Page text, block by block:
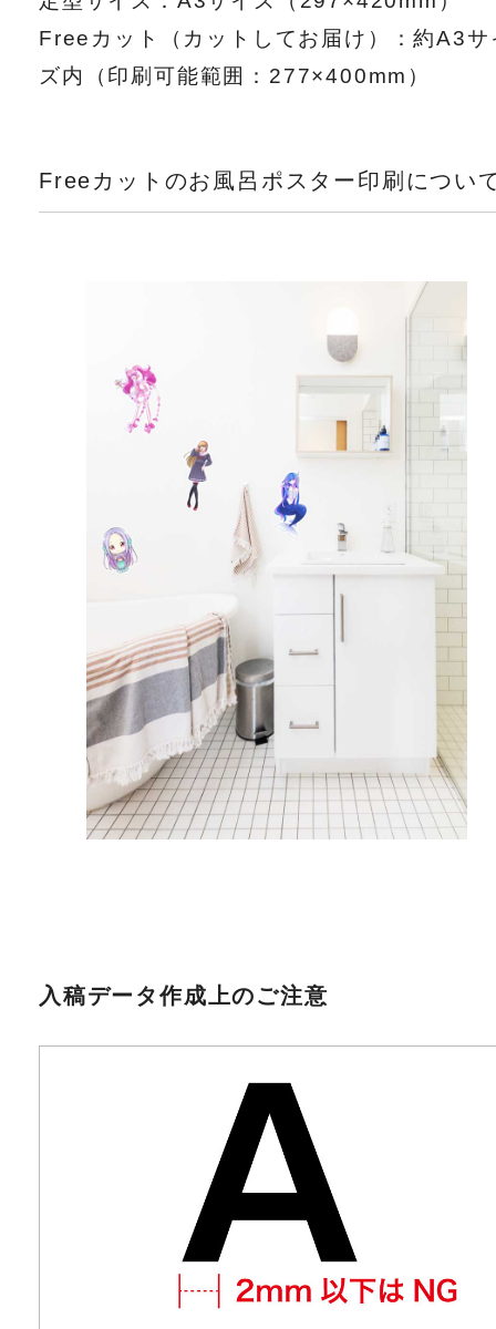
Freeカット（カットしてお届け）：約A3サ
ズ内（印刷可能範囲：277×400mm）
Freeカットのお風呂ポスター印刷につい
入稿データ作成上のご注意